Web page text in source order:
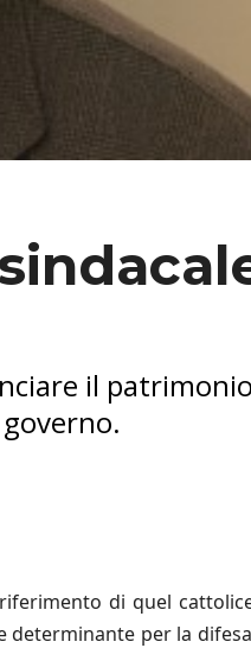
il
di quel
per la